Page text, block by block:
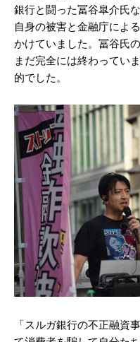
銀行と闘った冨谷皐介氏
自身の被害と金融庁によ
かけていました。冨谷氏
まだ完全には終わってい
的でした。
「スルガ銀行の不正融資